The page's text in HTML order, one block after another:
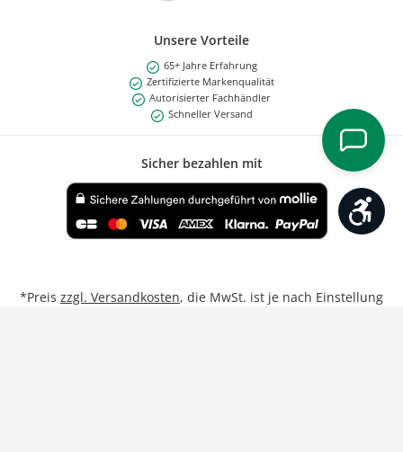
Unsere Vorteile
65+ Jahre Erfahrung
Zertifizierte Markenqualität
Autorisierter Fachhändler
Schneller Versand
Sicher bezahlen mit
*Preis zzgl. Versandkosten, die MwSt. ist je nach Einstellung